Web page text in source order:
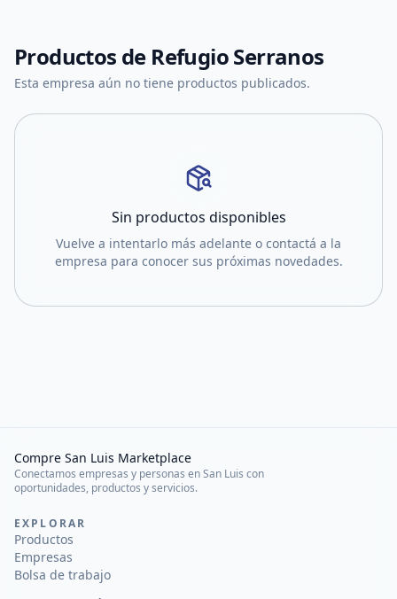
Productos de Refugio Serranos
Esta empresa aún no tiene productos publicados.
Sin productos disponibles
Vuelve a intentarlo más adelante o contactá a la
empresa para conocer sus próximas novedades.
Compre San Luis Marketplace
Conectamos empresas y personas en San Luis con
oportunidades, productos y servicios.
EXPLORAR
Productos
Empresas
Bolsa de trabajo